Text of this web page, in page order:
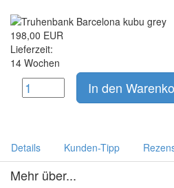
198,00 EUR
Lieferzeit:
14 Wochen
In den
Details Kunden-Tipp
Mehr über...